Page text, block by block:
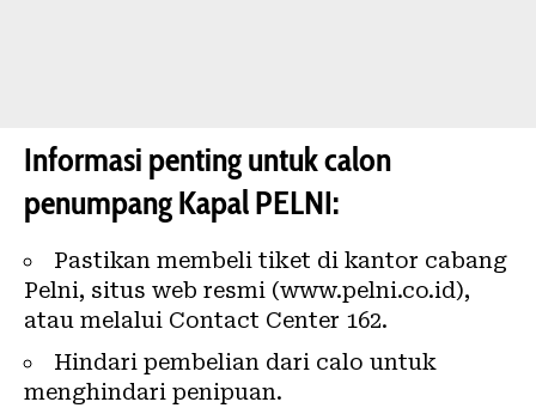
Informasi penting untuk calon
penumpang Kapal PELNI:
Pastikan membeli tiket di kantor cabang
Pelni, situs web resmi (www.pelni.co.id),
atau melalui Contact Center 162.
Hindari pembelian dari calo untuk
menghindari penipuan.